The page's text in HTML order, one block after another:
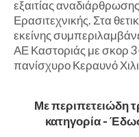
εξαιτίας
Ερασιτεχνικής. Στα
εκείνης
ΑΕ Καστοριάς με σκορ
πανίσχυρο Κεραυνό
Με περιπετειώδη
κατηγορία -